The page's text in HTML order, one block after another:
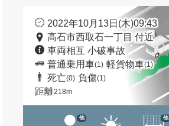
2022年10月13日(木)09:43
高石市西取石一丁目 付近
車両相互 小破事故
普通乗用車(1) 軽貨物車(1)
死亡(0) 負傷(1)
距離218m
他 他